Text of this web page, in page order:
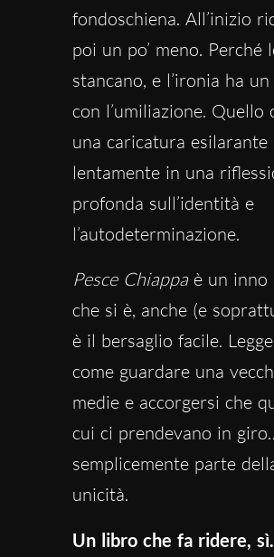
fondoschiena. All’inizio
poi un po’ meno. Perché
stancano, e l’ironia ha
con l’umiliazione. Quello
una caricatura
lentamente in una
profonda sull’identità e
l’autodeterminazione.
Pesce Chiappa è un inno
che si è, anche (e
è il bersaglio facile.
come guardare una
medie e accorgersi che
cui ci prendevano in
semplicemente parte
unicità.
Un libro che fa ridere,